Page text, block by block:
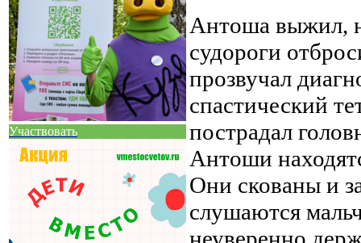
Участвовать
Антоша выжил,
судороги
прозвучал
спастический
пострадал
Антоши
Они скованы и
слушаются